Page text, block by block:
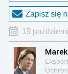
Zapisz się
19